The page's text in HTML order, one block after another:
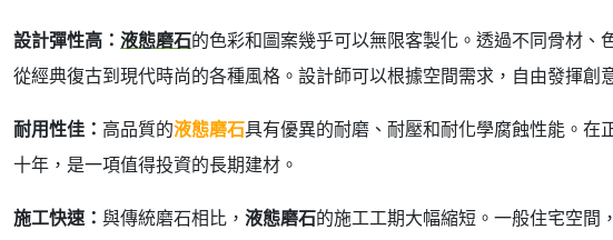
設計彈性高： 液態磨石的色彩和圖案幾乎可以無限客製化。透過不同骨材
從經典復古到現代時尚的各種風格。設計師可以根據空間需求，自由發揮創
耐用性佳： 高品質的液態磨石具有優異的耐磨、耐壓和耐化學腐蝕性能。
十年，是一項值得投資的長期建材。
施工快速： 與傳統磨石相比， 液態磨石的施工工期大幅縮短。一般住宅空間